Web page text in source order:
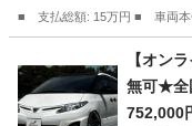
■ 支払総額: 15万円 ■ 車両
パッソ
【オン
無可★全
oh/社外
752,000